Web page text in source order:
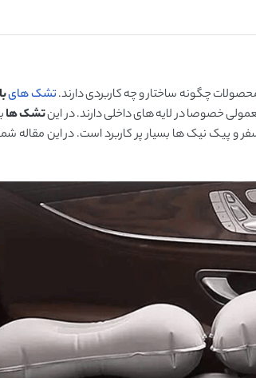
چگونه ساختار و چه کاربردی دارند.تشک های
خصوصا در لایه های داخلی دارند. در اینتشک ها
و پیک نیک ها بسیار پر کاربرد است. در این مقاله شما